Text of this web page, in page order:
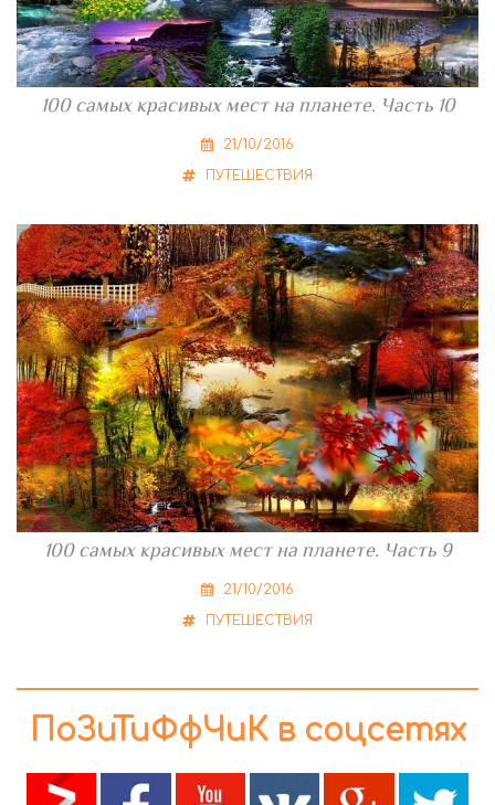
100 самых красивых мест на планете. Часть 10
21/10/2016
ПУТЕШЕСТВИЯ
100 самых красивых мест на планете. Часть 9
21/10/2016
ПУТЕШЕСТВИЯ
ПоЗиТиФфЧиК в соцсетях